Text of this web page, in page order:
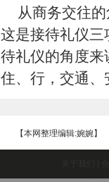
从商务交往的
这是接待礼仪
待礼仪的角度
住、行，交通
【本网整理编辑:婉婉】